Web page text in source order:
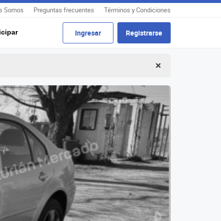
Somos Preguntas frecuentes Términos y Condiciones
Ingresar Registrarse